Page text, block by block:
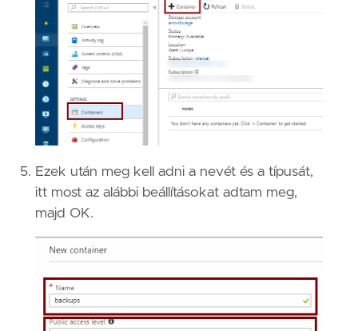
Ezek után meg kell adni a nevét és a típusát,
itt most az alábbi beállításokat adtam meg,
majd OK.